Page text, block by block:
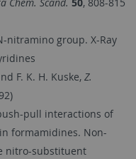
nitramino group. X-Ray
F. K. H. Kuske, Z.
pull interactions of
formamidines. Non-
nitro-substituent